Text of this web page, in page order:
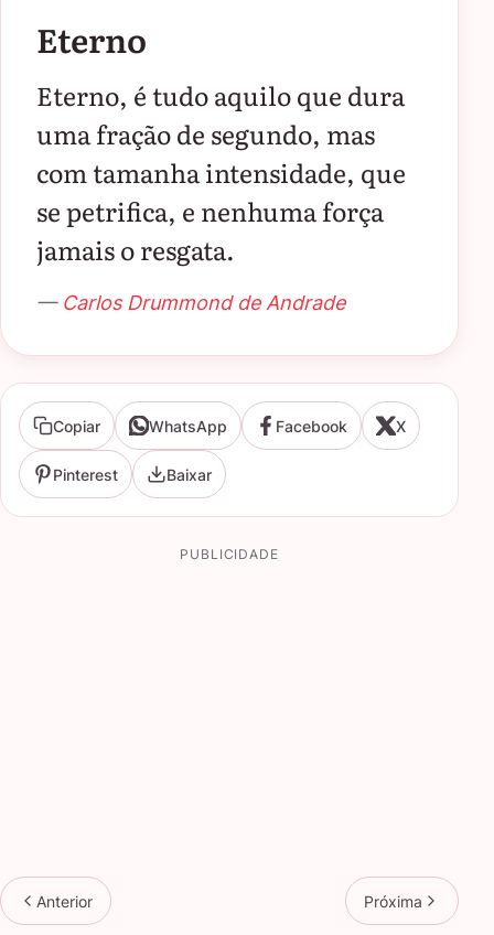
Eterno
Eterno, é tudo aquilo que dura
uma fração de segundo, mas
com tamanha intensidade, que
se petrifica, e nenhuma força
jamais o resgata.
— Carlos Drummond de Andrade
Copiar WhatsApp Facebook X
Pinterest Baixar
PUBLICIDADE
Anterior Próxima